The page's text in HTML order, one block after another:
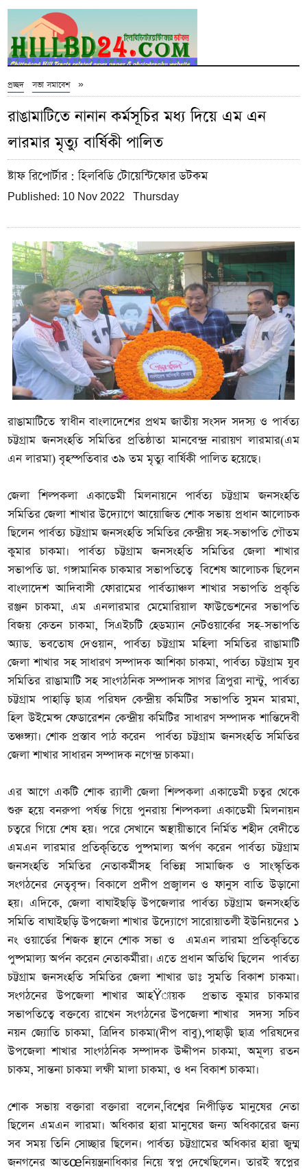
প্রচ্ছদ »
সভা সমাবেশ
রাঙামাটিতে নানান কর্মসূচির মধ্য দিয়ে এম এন
লারমার মৃত্যু বার্ষিকী পালিত
ষ্টাফ রিপোর্টার: হিলবিডি টোয়েন্টিফোর ডটকম
Published: 10 Nov 2022 Thursday
রাঙামাটিতে স্বাধীন বাংলাদেশের প্রথম জাতীয় সংসদ সদস্য ও পার্বত্য
চট্টগ্রাম জনসংহতি সমিতির প্রতিষ্ঠাতা মানবেন্দ্র নারায়ণ লারমার(এম
এন লারমা) বৃহস্পতিবার ৩৯ তম মৃত্যু বার্ষিকী পালিত হয়েছে।
জেলা শিল্পকলা একাডেমী মিলনায়নে পার্বত্য চট্টগ্রাম জনসংহতি
সমিতির জেলা শাখার উদ্যোগে আয়োজিত শোক সভায় প্রধান আলোচক
ছিলেন পার্বত্য চট্টগ্রাম জনসংহতি সমিতির কেন্দ্রীয় সহ-সভাপতি গৌতম
কুমার চাকমা। পার্বত্য চট্টগ্রাম জনসংহতি সমিতির জেলা শাখার
সভাপতি ডা. গঙ্গামানিক চাকমার সভাপতিত্বে বিশেষ আলোচক ছিলেন
বাংলাদেশ আদিবাসী ফোরামের পার্বত্যাঞ্চল শাখার সভাপতি প্রকৃতি
রঞ্জন চাকমা, এম এনলারমার মেমোরিয়াল ফাউন্ডেশনের সভাপতি
বিজয় কেতন চাকমা, সিএইচটি হেডম্যান নেটওয়ার্কের সহ-সভাপতি
অ্যাড. ভবতোষ দেওয়ান, পার্বত্য চট্টগ্রাম মহিলা সমিতির রাঙামাটি
জেলা শাখার সহ সাধারণ সম্পাদক আশিকা চাকমা, পার্বত্য চট্টগ্রাম যুব
সমিতির রাঙামাটি সহ সাংগঠনিক সম্পাদক সাগর ত্রিপুরা নান্টু, পার্বত্য
চট্টগ্রাম পাহাড়ি ছাত্র পরিষদ কেন্দ্রীয় কমিটির সভাপতি সুমন মারমা,
হিল উইমেন্স ফেডারেশন কেন্দ্রীয় কমিটির সাধারণ সম্পাদক শান্তিদেবী
তঞ্চঙ্গ্যা। শোক প্রস্তাব পাঠ করেন পার্বত্য চট্টগ্রাম জনসংহতি সমিতির
জেলা শাখার সাধারন সম্পাদক নগেন্দ্র চাকমা।
এর আগে একটি শোক র‌্যালী জেলা শিল্পকলা একাডেমী চত্বর থেকে
শুরু হয়ে বনরুপা পর্ষন্ত গিয়ে পুনরায় শিল্পকলা একাডেমী মিলনায়ন
চত্বরে গিয়ে শেষ হয়। পরে সেখানে অস্থায়ীভাবে নির্মিত শহীদ বেদীতে
এমএন লারমার প্রতিকৃতিতে পুষ্পমাল্য অর্পণ করেন পার্বত্য চট্টগ্রাম
জনসংহতি সমিতির নেতাকর্মীসহ বিভিন্ন সামাজিক ও সাংস্কৃতিক
সংগঠনের নেতৃবৃন্দ। বিকালে প্রদীপ প্রজ্বালন ও ফানুস বাতি উড়ানো
হয়। এদিকে, জেলা বাঘাইছড়ি উপজেলার পার্বত্য চট্টগ্রাম জনসংহতি
সমিতি বাঘাইছড়ি উপজেলা শাখার উদ্যোগে সারোয়াতলী ইউনিয়নের ১
নং ওয়ার্ডের শিজক স্থানে শোক সভা ও এমএন লারমা প্রতিকৃতিতে
পুষ্পমাল্য অর্পন করেন নেতাকর্মীরা। এতে প্রধান অতিথি ছিলেন পার্বত্য
চট্টগ্রাম জনসংহতি সমিতির জেলা শাখার ডাঃ সুমতি বিকাশ চাকমা।
সংগঠনের উপজেলা শাখার আহŸায়ক প্রভাত কুমার চাকমার
সভাপতিত্বে বক্তব্যে রাখেন সংগঠনের উপজেলা শাখার সদস্য সচিব
নয়ন জ্যোতি চাকমা, ত্রিদিব চাকমা(দীপ বাবু),পাহাড়ী ছাত্র পরিষদের
উপজেলা শাখার সাংগঠনিক সম্পাদক উদ্দীপন চাকমা, অমূল্য রতন
চাকম, সান্তনা চাকমা লক্ষী মালা চাকমা, ও ধন বিকাশ চাকমা।
শোক সভায় বক্তারা বক্তারা বলেন,বিশ্বের নিপীড়িত মানুষের নেতা
ছিলেন এমএন লারমা। অধিকার হারা মানুষের জন্য অধিকারের জন্য
সব সময় তিনি সোচ্ছার ছিলেন। পার্বত্য চট্টগ্রামের অধিকার হারা জুম্ম
জনগনের আতœনিয়ন্ত্রনাধিকার নিয়ে স্বপ্ন দেখেছিলেন। তারই স্বপ্নের